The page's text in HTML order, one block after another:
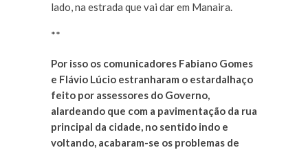
lado, na estrada que vai dar em Manaira.
**
Por isso os comunicadores Fabiano Gomes
e Flávio Lúcio estranharam o estardalhaço
feito por assessores do Governo,
alardeando que com a pavimentação da rua
principal da cidade, no sentido indo e
voltando, acabaram-se os problemas de